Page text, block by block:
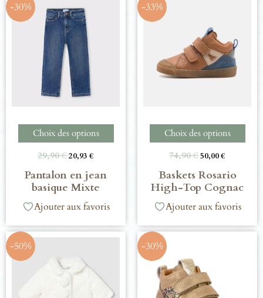
-30%
Choix des options
29,90€20,93 €
Pantalon en jean
basique Mixte
Ajouter aux favoris
-33%
Choix des options
74,90€50,00€
Baskets Rosario
High-Top Cognac
Ajouter aux favoris
-50% -30%